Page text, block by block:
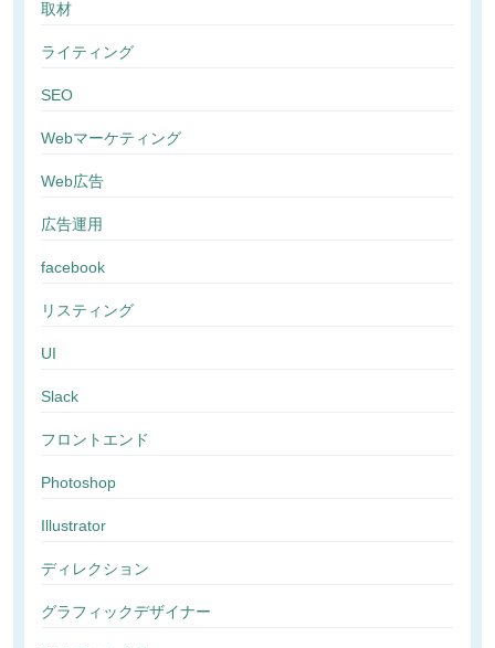
取材
ライティング
SEO
Webマーケティング
Web広告
広告運用
facebook
リスティング
UI
Slack
フロントエンド
Photoshop
Illustrator
ディレクション
グラフィックデザイナー